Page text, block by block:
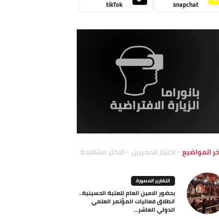
snapchat
tikTok
المواضيع اختيار المحررين الاكثر مشاهدة
التقارير المصورة
بحضور الامين العام للعتبة الحسينية..
انطلاق فعاليات المؤتمر العلمي
الدولي العاشر...